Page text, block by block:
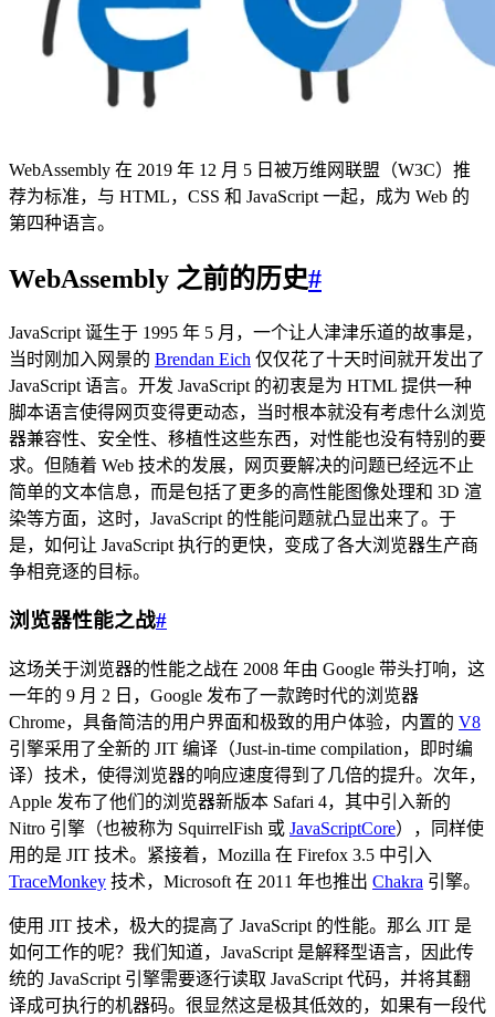
WebAssembly 在 2019 年 12 月 5 日被万维网联盟（W3C）推
荐为标准，与 HTML，CSS 和 JavaScript 一起，成为 Web 的
第四种语言。
WebAssembly 之前的历史#
JavaScript 诞生于 1995 年 5 月，一个让人津津乐道的故事是，
当时刚加入网景的 Brendan Eich 仅仅花了十天时间就开发出了
JavaScript 语言。开发 JavaScript 的初衷是为 HTML 提供一种
脚本语言使得网页变得更动态，当时根本就没有考虑什么浏览
器兼容性、安全性、移植性这些东西，对性能也没有特别的要
求。但随着 Web 技术的发展，网页要解决的问题已经远不止
简单的文本信息，而是包括了更多的高性能图像处理和 3D 渲
染等方面，这时，JavaScript 的性能问题就凸显出来了。于
是，如何让 JavaScript 执行的更快，变成了各大浏览器生产商
争相竞逐的目标。
浏览器性能之战#
这场关于浏览器的性能之战在 2008 年由 Google 带头打响，这
一年的 9 月 2 日，Google 发布了一款跨时代的浏览器
Chrome，具备简洁的用户界面和极致的用户体验，内置的 V8
引擎采用了全新的 JIT 编译（Just-in-time compilation，即时编
译）技术，使得浏览器的响应速度得到了几倍的提升。次年，
Apple 发布了他们的浏览器新版本 Safari 4，其中引入新的
Nitro 引擎（也被称为 SquirrelFish 或 JavaScriptCore），同样使
用的是 JIT 技术。紧接着，Mozilla 在 Firefox 3.5 中引入
TraceMonkey 技术，Microsoft 在 2011 年也推出 Chakra 引擎。
使用 JIT 技术，极大的提高了 JavaScript 的性能。那么 JIT 是
如何工作的呢？我们知道，JavaScript 是解释型语言，因此传
统的 JavaScript 引擎需要逐行读取 JavaScript 代码，并将其翻
译成可执行的机器码。很显然这是极其低效的，如果有一段代